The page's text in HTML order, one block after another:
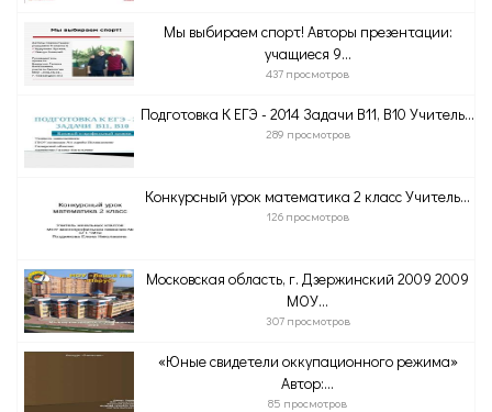
Мы выбираем спорт! Авторы презентации:
учащиеся 9...
437 просмотров
Подготовка К ЕГЭ - 2014 Задачи В11, В10 Учитель...
289 просмотров
Конкурсный урок математика 2 класс Учитель...
126 просмотров
Московская область, г. Дзержинский 2009 2009
МОУ...
307 просмотров
«Юные свидетели оккупационного режима»
Автор:...
85 просмотров